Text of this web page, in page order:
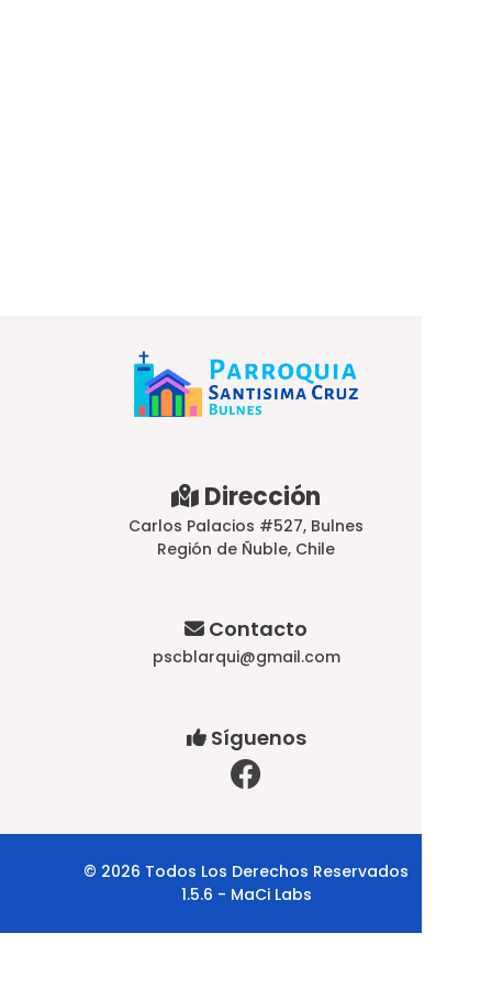
Dirección
Carlos Palacios #527, Bulnes
Región de Ñuble, Chile
Contacto
pscblarqui@gmail.com
Síguenos
© 2026 Todos Los Derechos Reservados
1.5.6 - MaCi Labs